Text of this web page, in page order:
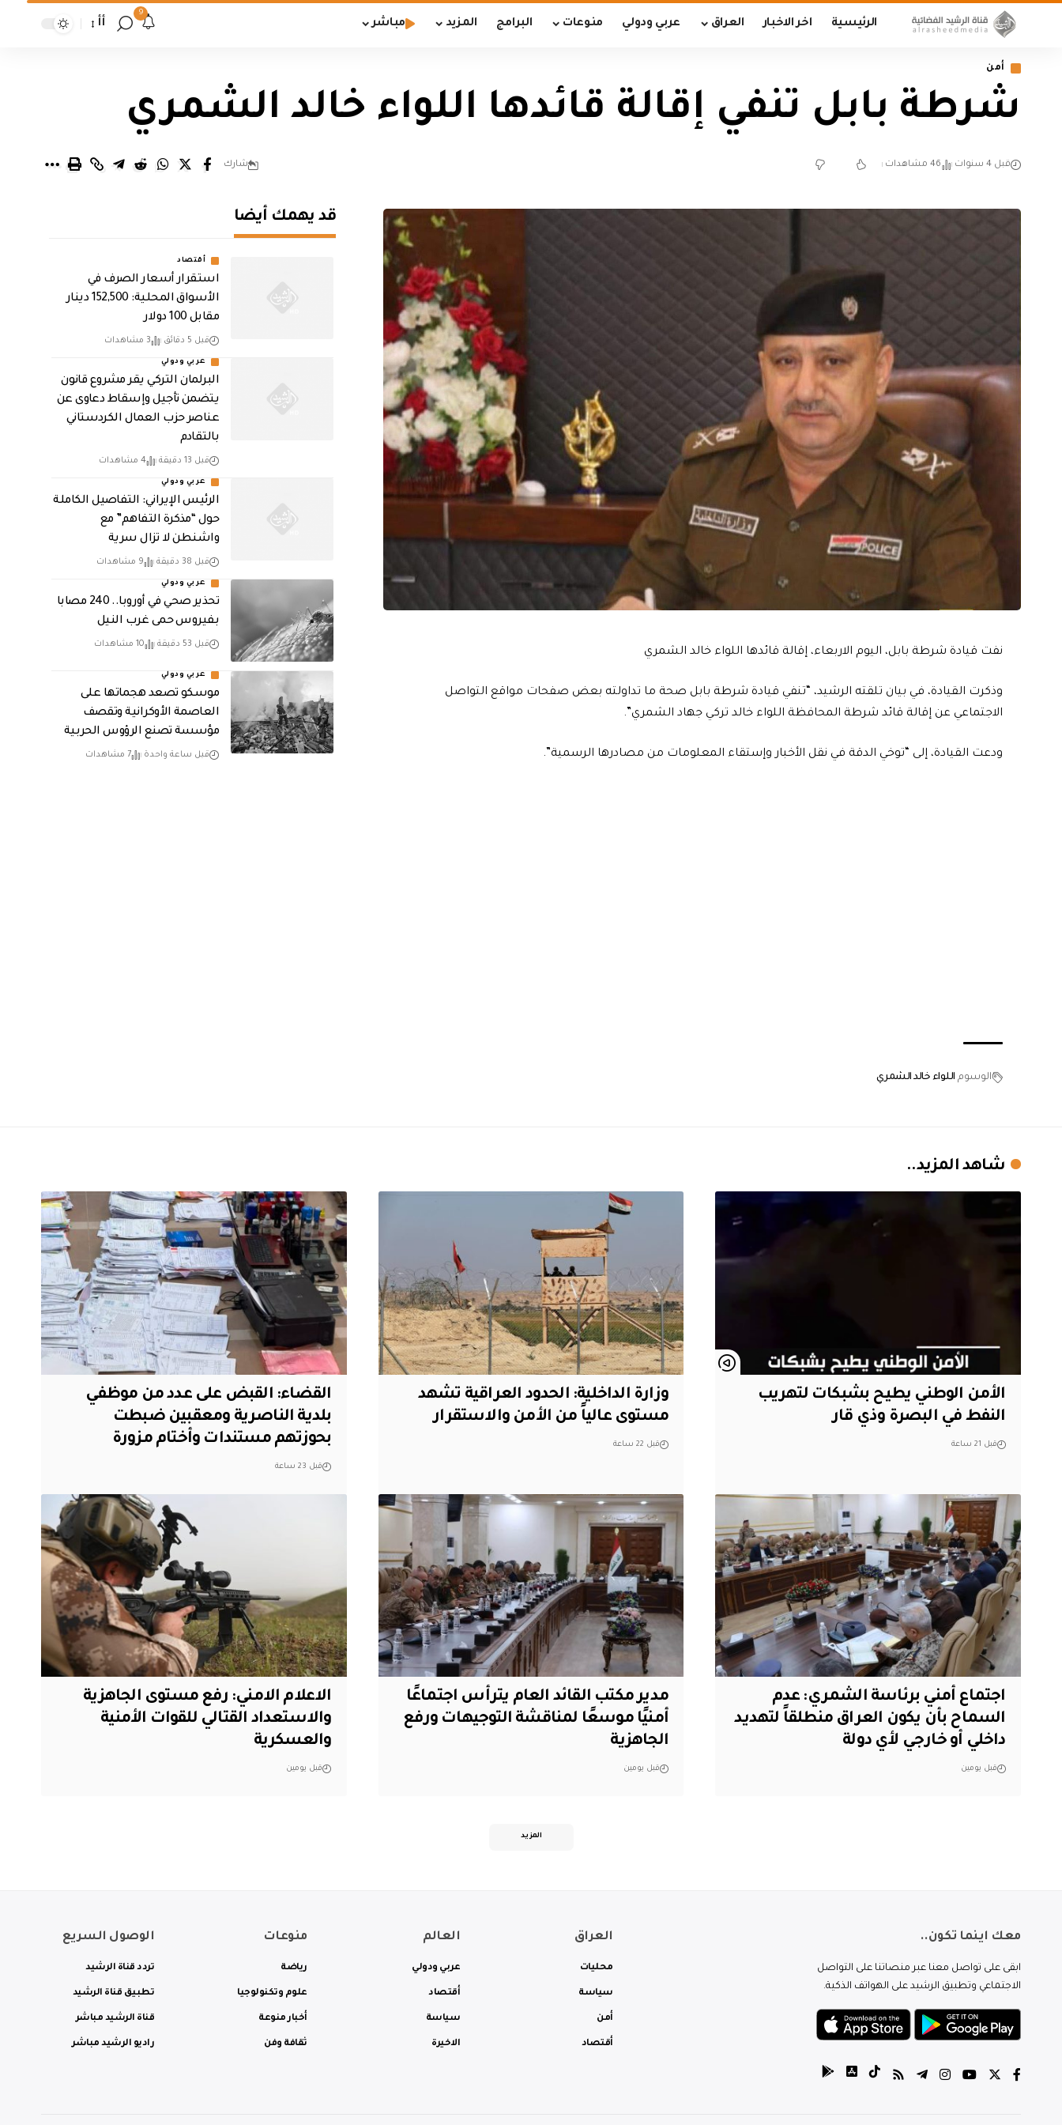
الرئيسية اخر الاخبار العراق عربي ودولي منوعات البرامج المزيد مباشر
9
أأ
أمن
شرطة بابل تنفي إقالة قائدها اللواء خالد الشمري
قبل 4 سنوات 46 مشاهدات شارك
نفت قيادة شرطة بابل، اليوم الاربعاء، إقالة قائدها اللواء خالد الشمري
وذكرت القيادة، في بيان تلقته الرشيد، “تنفي قيادة شرطة بابل صحة ما تداولته بعض صفحات مواقع التواصل
الاجتماعي عن إقالة قائد شرطة المحافظة اللواء خالد تركي جهاد الشمري”.
ودعت القيادة، إلى “توخي الدقة في نقل الأخبار وإستقاء المعلومات من مصادرها الرسمية”.
الوسوم اللواء خالد الشمري
قد يهمك أيضا
أقتصاد
استقرار أسعار الصرف في
الأسواق المحلية: 152,500 دينار
مقابل 100 دولار
قبل 5 دقائق 3 مشاهدات
عربي ودولي
البرلمان التركي يقر مشروع قانون
يتضمن تأجيل وإسقاط دعاوى عن
عناصر حزب العمال الكردستاني
بالتقادم
قبل 13 دقيقة 4 مشاهدات
عربي ودولي
الرئيس الإيراني: التفاصيل الكاملة
حول “مذكرة التفاهم” مع
واشنطن لا تزال سرية
قبل 38 دقيقة 9 مشاهدات
عربي ودولي
تحذير صحي في أوروبا.. 240 مصابا
بفيروس حمى غرب النيل
قبل 53 دقيقة 10 مشاهدات
عربي ودولي
موسكو تصعد هجماتها على
العاصمة الأوكرانية وتقصف
مؤسسة تصنع الرؤوس الحربية
قبل ساعة واحدة 7 مشاهدات
شاهد المزيد..
الأمن الوطني يطيح بشبكات لتهريب
النفط في البصرة وذي قار
قبل 21 ساعة
وزارة الداخلية: الحدود العراقية تشهد
مستوى عالياً من الأمن والاستقرار
قبل 22 ساعة
القضاء: القبض على عدد من موظفي
بلدية الناصرية ومعقبين ضبطت
بحوزتهم مستندات وأختام مزورة
قبل 23 ساعة
اجتماع أمني برئاسة الشمري: عدم
السماح بأن يكون العراق منطلقاً لتهديد
داخلي أو خارجي لأي دولة
قبل يومين
مدير مكتب القائد العام يترأس اجتماعًا
أمنيًا موسعًا لمناقشة التوجيهات ورفع
الجاهزية
قبل يومين
الاعلام الامني: رفع مستوى الجاهزية
والاستعداد القتالي للقوات الأمنية
والعسكرية
قبل يومين
المزيد
معك اينما تكون..
ابقى على تواصل معنا عبر منصاتنا على التواصل
الاجتماعي وتطبيق الرشيد على الهواتف الذكية.
العراق
محليات
سياسة
أمن
أقتصاد
العالم
عربي ودولي
أقتصاد
سياسة
الاخيرة
منوعات
رياضة
علوم وتكنولوجيا
أخبار منوعة
ثقافة وفن
الوصول السريع
تردد قناة الرشيد
تطبيق قناة الرشيد
قناة الرشيد مباشر
راديو الرشيد مباشر